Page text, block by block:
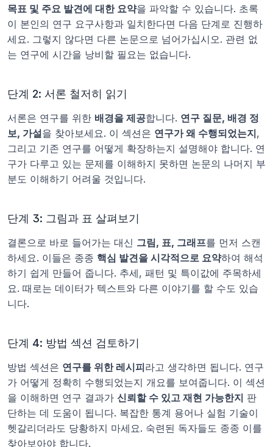
목표 및 주요 발견에 대한 요약을 파악할 수 있습니다. 초록
이 본인의 연구 요구사항과 일치한다면 다음 단계로 진행하
세요. 그렇지 않다면 다른 논문으로 넘어가십시오. 관련 없
는 연구에 시간을 낭비할 필요는 없습니다.
단계 2: 서론 철저히 읽기
서론은 연구를 위한 배경을 제공합니다. 연구 질문, 배경 정
보, 가설을 찾아보세요. 이 섹션은 연구가 왜 수행되었는지,
그리고 기존 연구를 어떻게 확장하는지 설명해야 합니다. 연
구가 다루고 있는 문제를 이해하지 못하면 논문의 나머지 부
분도 이해하기 어려울 것입니다.
단계 3: 그림과 표 살펴보기
결론으로 바로 들어가는 대신 그림, 표, 그래프를 먼저 스캔
하세요. 이들은 종종 핵심 발견을 시각적으로 요약하여 해석
하기 쉽게 만들어 줍니다. 추세, 패턴 및 특이값에 주목하세
요. 때로는 데이터가 텍스트와 다른 이야기를 할 수도 있습
니다.
단계 4: 방법 섹션 검토하기
방법 섹션은 연구를 위한 레시피라고 생각하면 됩니다. 연구
가 어떻게 정확히 수행되었는지 개요를 보여줍니다. 이 섹션
을 이해하면 연구 결과가 신뢰할 수 있고 재현 가능한지 판
단하는 데 도움이 됩니다. 복잡한 통계 용어나 실험 기술이
헷갈리더라도 당황하지 마세요. 숙련된 독자들도 종종 이를
찾아보아야 합니다.